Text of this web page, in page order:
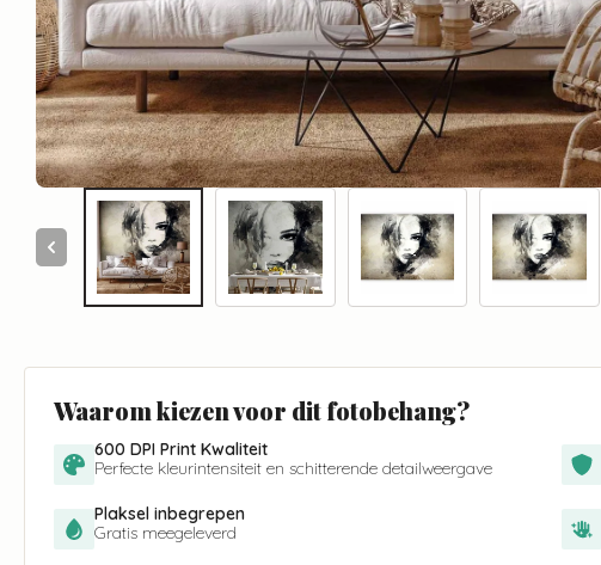
Waarom kiezen voor dit fotobehang?
600 DPI Print Kwaliteit
Perfecte kleurintensiteit en schitterende detailweergave
Plaksel inbegrepen
Gratis meegeleverd